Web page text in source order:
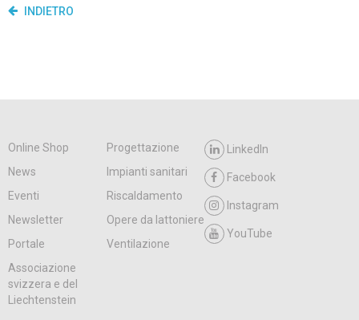
INDIETRO
Online Shop
Progettazione
News
Impianti sanitari
Eventi
Riscaldamento
Newsletter
Opere da lattoniere
Portale
Ventilazione
LinkedIn
Facebook
Instagram
YouTube
Associazione
svizzera e del
Liechtenstein